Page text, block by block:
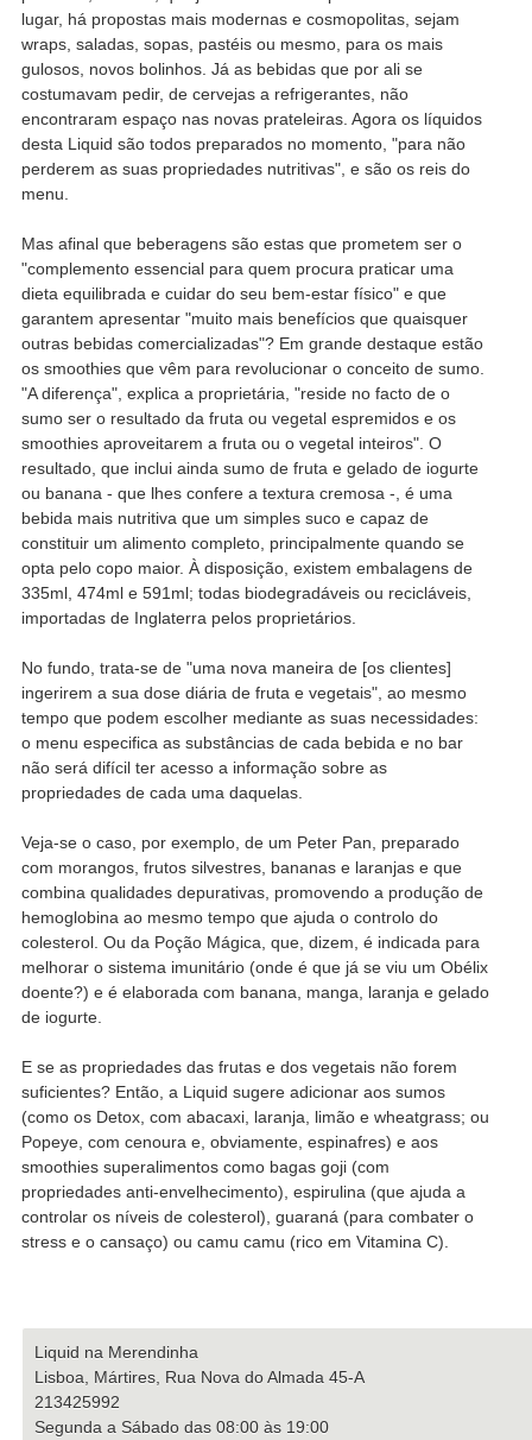
lugar, há propostas mais modernas e cosmopolitas, sejam
wraps, saladas, sopas, pastéis ou mesmo, para os mais
gulosos, novos bolinhos. Já as bebidas que por ali se
costumavam pedir, de cervejas a refrigerantes, não
encontraram espaço nas novas prateleiras. Agora os líquidos
desta Liquid são todos preparados no momento, "para não
perderem as suas propriedades nutritivas", e são os reis do
menu.
Mas afinal que beberagens são estas que prometem ser o
"complemento essencial para quem procura praticar uma
dieta equilibrada e cuidar do seu bem-estar físico" e que
garantem apresentar "muito mais benefícios que quaisquer
outras bebidas comercializadas"? Em grande destaque estão
os smoothies que vêm para revolucionar o conceito de sumo.
"A diferença", explica a proprietária, "reside no facto de o
sumo ser o resultado da fruta ou vegetal espremidos e os
smoothies aproveitarem a fruta ou o vegetal inteiros". O
resultado, que inclui ainda sumo de fruta e gelado de iogurte
ou banana - que lhes confere a textura cremosa -, é uma
bebida mais nutritiva que um simples suco e capaz de
constituir um alimento completo, principalmente quando se
opta pelo copo maior. À disposição, existem embalagens de
335ml, 474ml e 591ml; todas biodegradáveis ou recicláveis,
importadas de Inglaterra pelos proprietários.
No fundo, trata-se de "uma nova maneira de [os clientes]
ingerirem a sua dose diária de fruta e vegetais", ao mesmo
tempo que podem escolher mediante as suas necessidades:
o menu especifica as substâncias de cada bebida e no bar
não será difícil ter acesso a informação sobre as
propriedades de cada uma daquelas.
Veja-se o caso, por exemplo, de um Peter Pan, preparado
com morangos, frutos silvestres, bananas e laranjas e que
combina qualidades depurativas, promovendo a produção de
hemoglobina ao mesmo tempo que ajuda o controlo do
colesterol. Ou da Poção Mágica, que, dizem, é indicada para
melhorar o sistema imunitário (onde é que já se viu um Obélix
doente?) e é elaborada com banana, manga, laranja e gelado
de iogurte.
E se as propriedades das frutas e dos vegetais não forem
suficientes? Então, a Liquid sugere adicionar aos sumos
(como os Detox, com abacaxi, laranja, limão e wheatgrass; ou
Popeye, com cenoura e, obviamente, espinafres) e aos
smoothies superalimentos como bagas goji (com
propriedades anti-envelhecimento), espirulina (que ajuda a
controlar os níveis de colesterol), guaraná (para combater o
stress e o cansaço) ou camu camu (rico em Vitamina C).
Liquid na Merendinha
Lisboa, Mártires, Rua Nova do Almada 45-A
213425992
Segunda a Sábado das 08:00 às 19:00